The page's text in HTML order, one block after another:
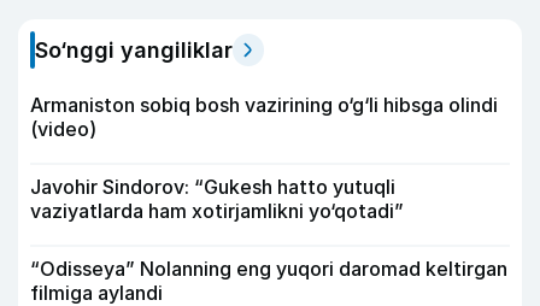
So‘nggi yangiliklar
Armaniston sobiq bosh vazirining o‘g‘li hibsga olindi
(video)
Javohir Sindorov: “Gukesh hatto yutuqli
vaziyatlarda ham xotirjamlikni yo‘qotadi”
“Odisseya” Nolanning eng yuqori daromad keltirgan
filmiga aylandi